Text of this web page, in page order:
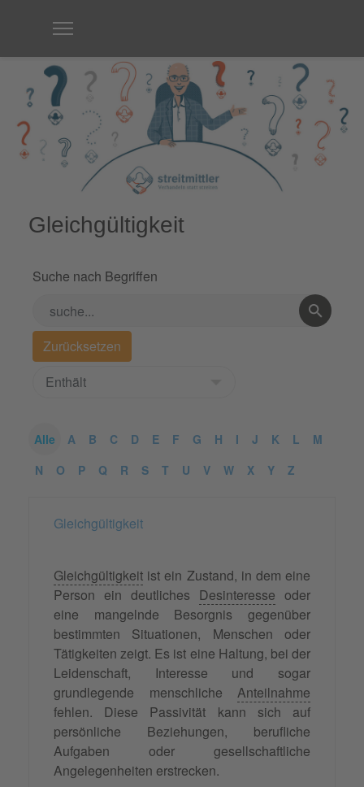
Gleichgültigkeit
Suche nach Begriffen
Alle A B C D E F G H I J K L
M
N
O P Q R S T U V W X Y Z
Gleichgültigkeit
Gleichgültigkeit ist ein Zustand, in dem eine
Person ein deutliches Desinteresse oder
eine mangelnde Besorgnis gegenüber
bestimmten Situationen, Menschen oder
Tätigkeiten zeigt. Es ist eine Haltung, bei der
Leidenschaft, Interesse und sogar
grundlegende menschliche Anteilnahme
fehlen. Diese Passivität kann sich auf
persönliche Beziehungen, berufliche
Aufgaben oder gesellschaftliche
Angelegenheiten erstrecken.